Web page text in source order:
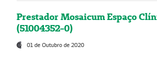
Prestador Mosaicum Espaço
(51004352-0)
01 de Outubro de 2020